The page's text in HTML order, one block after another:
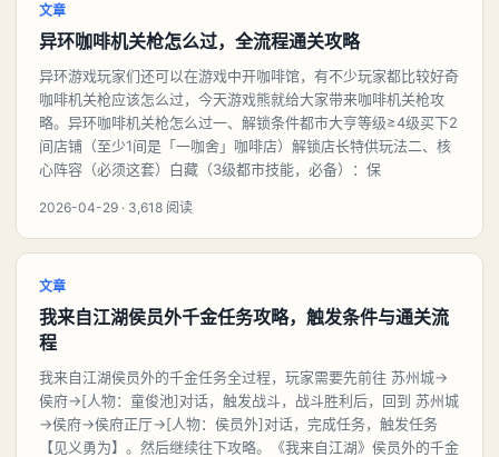
文章
异环咖啡机关枪怎么过，全流程通关攻略
异环游戏玩家们还可以在游戏中开咖啡馆，有不少玩家都比较好奇
咖啡机关枪应该怎么过，今天游戏熊就给大家带来咖啡机关枪攻
略。异环咖啡机关枪怎么过一、解锁条件都市大亨等级≥4级买下2
间店铺（至少1间是「一咖舍」咖啡店）解锁店长特供玩法二、核
心阵容（必须这套）白藏（3级都市技能，必备）：保
2026-04-29 · 3,618 阅读
文章
我来自江湖侯员外千金任务攻略，触发条件与通关流
程
我来自江湖侯员外的千金任务全过程，玩家需要先前往 苏州城→
侯府→[人物：童俊池]对话，触发战斗，战斗胜利后，回到 苏州城
→侯府→侯府正厅→[人物：侯员外]对话，完成任务，触发任务
【见义勇为】。然后继续往下攻略。《我来自江湖》侯员外的千金